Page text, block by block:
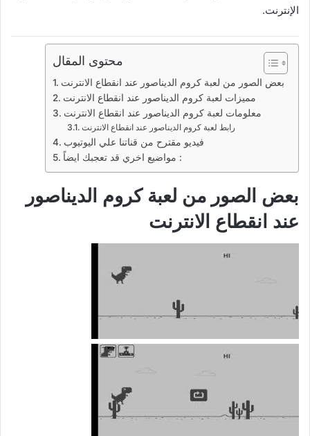
الإنترنت.
محتوى المقال
بعض الصور من لعبة كروم الديناصور عند انقطاع الانترنت
مميزات لعبة كروم الديناصور عند انقطاع الانترنت
معلومات لعبة كروم الديناصور عند انقطاع الانترنت
فيديو مقترح من قناتنا علي اليوتيوب
مواضيع اخري قد تعجبك ايضاً :
بعض الصور من لعبة كروم الديناصور
عند انقطاع الانترنت